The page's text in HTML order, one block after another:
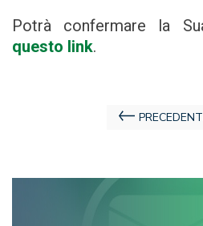
Potrà confermare la
questo link.
Navigazione